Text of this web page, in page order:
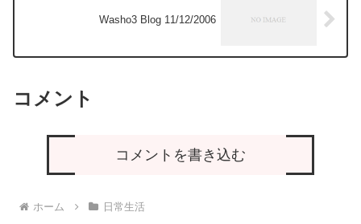
Washo3 Blog 11/12/2006
コメント
コメントを書き込む
ホーム 日常生活